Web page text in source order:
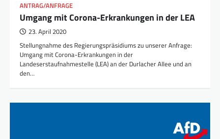
ANTRAG/ANFRAGE
Umgang mit Corona-Erkrankungen in der LEA
23. April 2020
Stellungnahme des Regierungspräsidiums zu unserer Anfrage:
Umgang mit Corona-Erkrankungen in der
Landeserstaufnahmestelle (LEA) an der Durlacher Allee und an
den…